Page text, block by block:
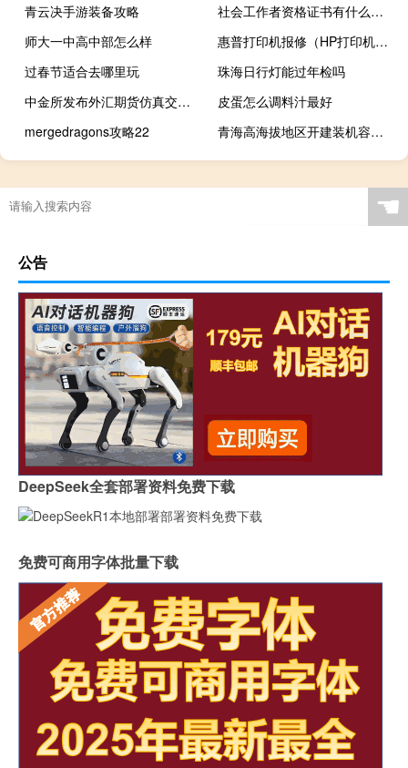
青云决手游装备攻略
社会工作者资格证书有什么用（社会工作者证有什么用）
师大一中高中部怎么样
惠普打印机报修（HP打印机保修期查询）
过春节适合去哪里玩
珠海日行灯能过年检吗
中金所发布外汇期货仿真交易新合约上市通知
皮蛋怎么调料汁最好
mergedragons攻略22
青海高海拔地区开建装机容量240万千瓦抽水蓄能电站
☚
公告
DeepSeek全套部署资料免费下载
免费可商用字体批量下载